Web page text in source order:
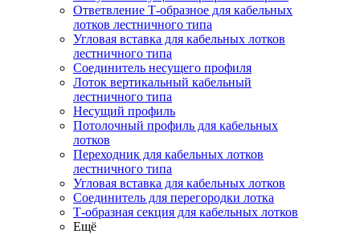
Ответвление Т-образное для кабельных
лотков лестничного типа
Угловая вставка для кабельных лотков
лестничного типа
Соединитель несущего профиля
Лоток вертикальный кабельный
лестничного типа
Несущий профиль
Потолочный профиль для кабельных
лотков
Переходник для кабельных лотков
лестничного типа
Угловая вставка для кабельных лотков
Соединитель для перегородки лотка
Т-образная секция для кабельных лотков
Ещё